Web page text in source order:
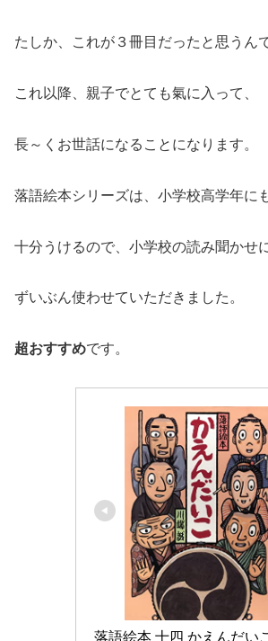
たしか、これが３冊目だったと思うん
これ以降、親子でとても氣に入って、
長～くお世話になることになります。
落語絵本シリーズは、小学校高学年に
十分うけるので、小学校の読み聞かせ
ずいぶん使わせていただきました。
超おすすめです。
落語絵本 十四 かえんだい